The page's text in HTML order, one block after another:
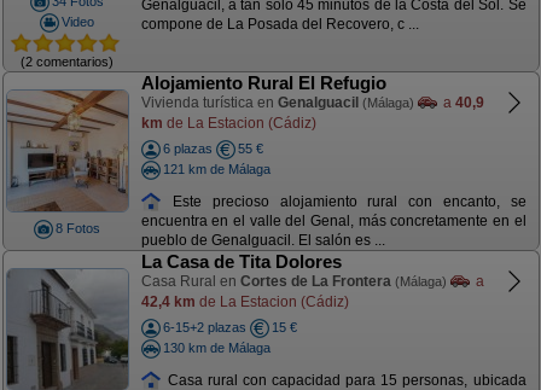
Video
(2 comentarios)
Genalguacil, a tan sólo 45 minutos de la Costa del Sol. Se
compone de La Posada del Recovero, c ...
8 Fotos
Alojamiento Rural El Refugio
Vivienda turística en Genalguacil (Málaga) a 40,9
km de La Estacion (Cádiz)
6 plazas
55 €
121 km de Málaga
Este precioso alojamiento rural con encanto, se
encuentra en el valle del Genal, más concretamente en el
pueblo de Genalguacil. El salón es ...
La Casa de Tita Dolores
Casa Rural en Cortes de La Frontera (Málaga)
a
42,4 km de La Estacion (Cádiz)
6-15+2 plazas
15 €
130 km de Málaga
Casa rural con capacidad para 15 personas, ubicada